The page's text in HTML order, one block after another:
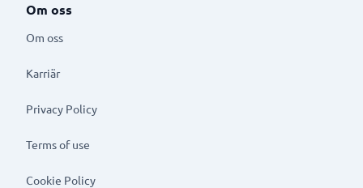
Om oss
Om oss
Karriär
Privacy Policy
Terms of use
Cookie Policy